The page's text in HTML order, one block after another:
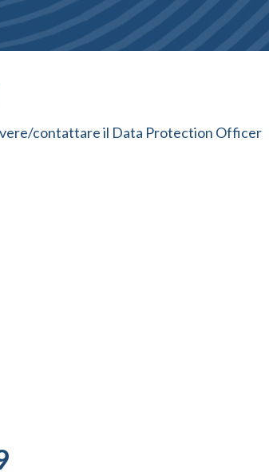
contattare il Data Protection Officer